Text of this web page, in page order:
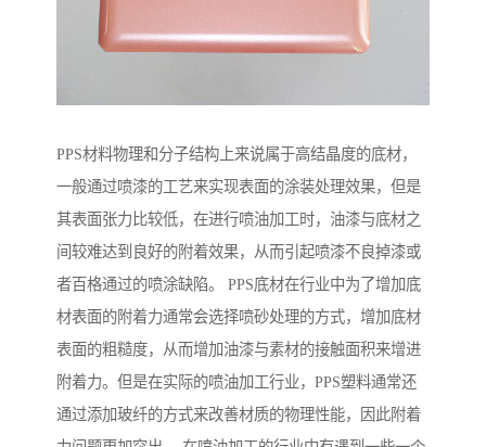
PPS材料物理和分子结构上来说属于高结晶度的底材，
一般通过喷漆的工艺来实现表面的涂装处理效果，但是
其表面张力比较低，在进行喷油加工时，油漆与底材之
间较难达到良好的附着效果，从而引起喷漆不良掉漆或
者百格通过的喷涂缺陷。 PPS底材在行业中为了增加底
材表面的附着力通常会选择喷砂处理的方式，增加底材
表面的粗糙度，从而增加油漆与素材的接触面积来增进
附着力。但是在实际的喷油加工行业，PPS塑料通常还
通过添加玻纤的方式来改善材质的物理性能，因此附着